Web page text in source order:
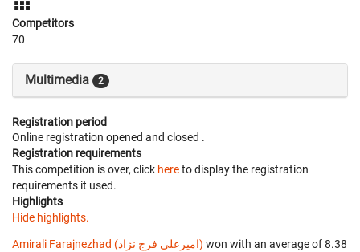
Competitors
70
Multimedia 2
Registration period
Online registration opened and closed .
Registration requirements
This competition is over, click hereto display the registration
requirements it used.
Highlights
Hide highlights.
Amirali Farajnezhad (امیرعلی فرج نژاد) won with an average of 8.38